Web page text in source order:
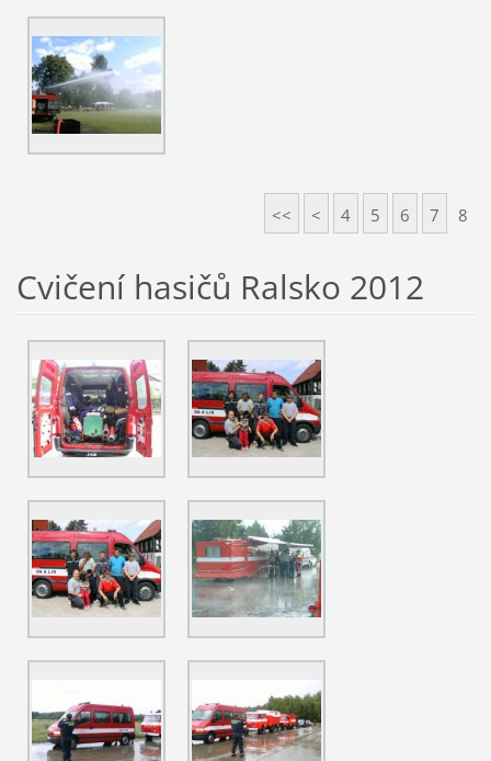
<< < 4 5 6 7 8
Cvičení hasičů Ralsko 2012